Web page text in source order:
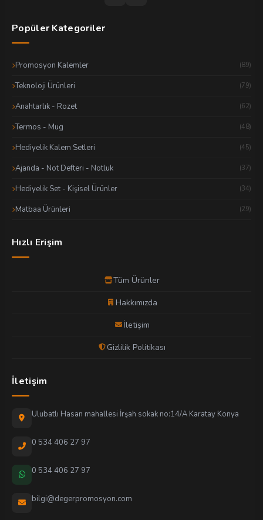
Popüler Kategoriler
Promosyon Kalemler (89)
Teknoloji Ürünleri (79)
Anahtarlık - Rozet (62)
Termos - Mug (48)
Hediyelik Kalem Setleri (45)
Ajanda - Not Defteri - Notluk (37)
Hediyelik Set - Kişisel Ürünler (34)
Matbaa Ürünleri (29)
Hızlı Erişim
Tüm Ürünler
Hakkımızda
İletişim
Gizlilik Politikası
İletişim
Ulubatlı Hasan mahallesi İrşah sokak no:14/A Karatay Konya
0 534 406 27 97
0 534 406 27 97
bilgi@degerpromosyon.com